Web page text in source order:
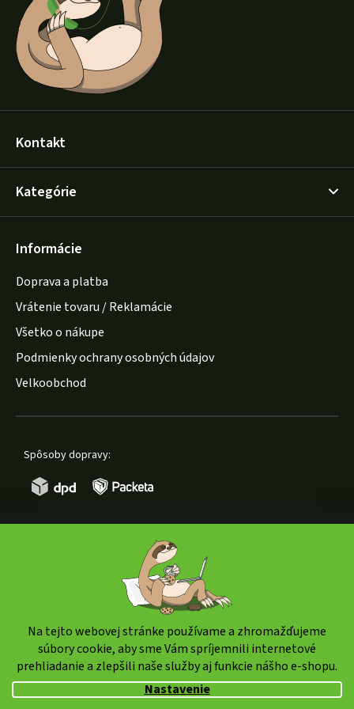
Na tejto webovej stránke používame a zhromažďujeme
súbory cookie, aby sme Vám spríjemnili internetové
prehliadanie a zlepšili naše služby aj funkcie nášho e-shopu.
Nastavenie
Kontakt
Kategórie
Informácie
Doprava a platba
Vrátenie tovaru / Reklamácie
Všetko o nákupe
Podmienky ochrany osobných údajov
Velkoobchod
Spôsoby dopravy:
Copyright 2026weedshop.sk. Všetky práva vyhradené.
Upraviť nastavenie cookies